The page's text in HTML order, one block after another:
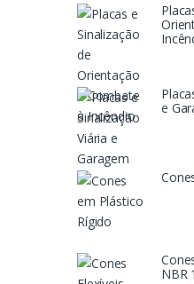
e
NBR